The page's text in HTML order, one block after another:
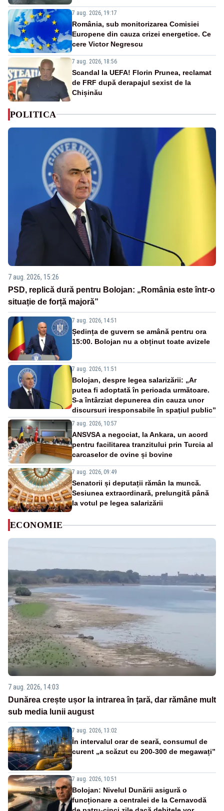
7 aug. 2026, 19:17
România, sub monitorizarea Comisiei
Europene din cauza crizei energetice. Ce
cere Victor Negrescu
7 aug. 2026, 18:56
Scandal la UEFA! Florin Prunea, reclamat
de FRF după derapajul sexist de la
Chișinău
POLITICA
7 aug. 2026, 15:26
PSD, replică dură pentru Bolojan: „România este într-o
situație de forță majoră”
7 aug. 2026, 14:51
Ședința de guvern se amână pentru ora
15:00. Bolojan nu a obținut toate avizele
7 aug. 2026, 11:51
Bolojan, despre legea salarizării: „Ar
putea fi adoptată în perioada următoare.
S-a întârziat depunerea din cauza unor
discursuri iresponsabile în spaţiul public”
7 aug. 2026, 10:57
ANSVSA a negociat, la Ankara, un acord
pentru facilitarea tranzitului prin Turcia al
carcaselor de ovine și bovine
7 aug. 2026, 09:49
Senatorii și deputații rămân la muncă.
Sesiunea extraordinară, prelungită până
la votul pe legea salarizării
ECONOMIE
7 aug. 2026, 14:03
Dunărea crește ușor la intrarea în țară, dar rămâne mult
sub media lunii august
7 aug. 2026, 13:02
În intervalul orar de seară, consumul de
curent „a scăzut cu 200-300 de megawați”
7 aug. 2026, 10:51
Bolojan: Nivelul Dunării asigură o
funcționare a centralei de la Cernavodă